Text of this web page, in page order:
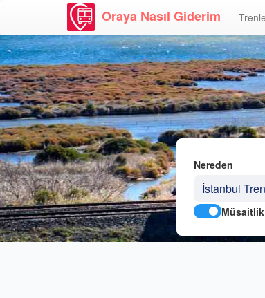
Oraya Nasıl Giderim
Nereden